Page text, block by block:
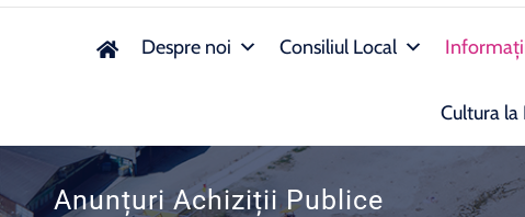
Despre noi Consiliul Local
Cultura la
Anunțuri Achiziții Publice